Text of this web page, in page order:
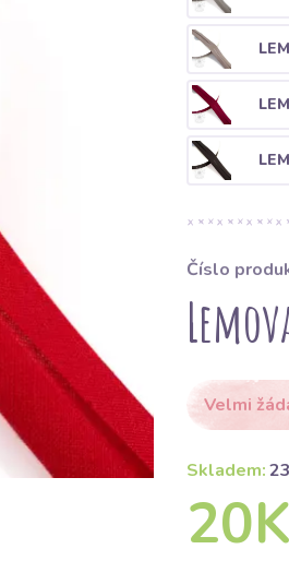
Číslo
Velmi
Skladem: